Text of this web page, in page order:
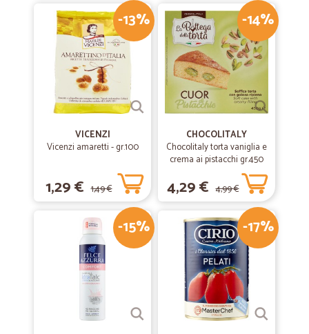
-13%
VICENZI
Vicenzi amaretti - gr.100
1,29 € 1,49 €
-14%
CHOCOLITALY
Chocolitaly torta vaniglia e
crema ai pistacchi gr.450
4,29 € 4,99 €
-15% -17%